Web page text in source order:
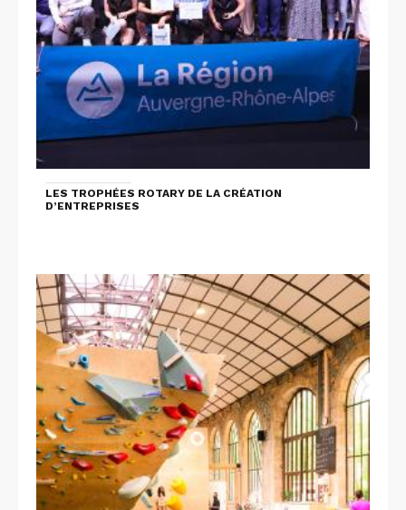
LES TROPHÉES ROTARY DE LA CRÉATION
D’ENTREPRISES